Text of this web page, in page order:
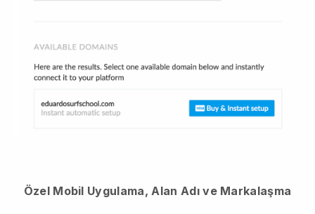
Özel Mobil Uygulama, Alan Adı ve Markalaşma